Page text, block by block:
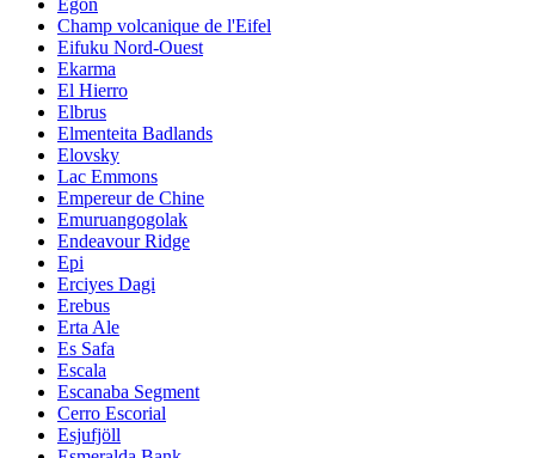
Champ volcanique de l'Eifel
Eifuku Nord-Ouest
Ekarma
El Hierro
Elbrus
Elmenteita Badlands
Elovsky
Lac Emmons
Empereur de Chine
Emuruangogolak
Endeavour Ridge
Epi
Erciyes Dagi
Erebus
Erta Ale
Es Safa
Escala
Escanaba Segment
Cerro Escorial
Esjufjöll